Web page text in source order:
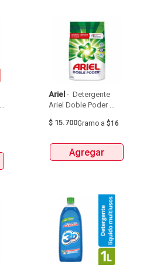
Ariel - Detergente
Ariel Doble Poder
$ 15.700Gramo a $16
Agregar